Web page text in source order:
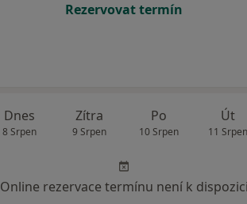
Rezervovat termín
Dnes
8 Srpen
Zítra
9 Srpen
Po
10 Srpen
Út
11 Srpen
Online rezervace termínu není k dispozici